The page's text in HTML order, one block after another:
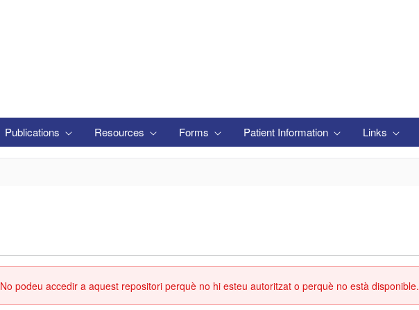
Publications Resources Forms Patient Information Links
No podeu accedir a aquest repositori perquè no hi esteu autoritzat o perquè no està disponible.